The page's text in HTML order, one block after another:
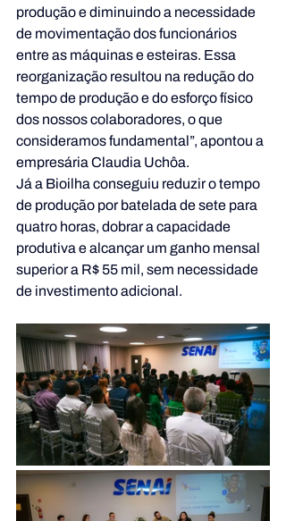
produção e diminuindo a necessidade
de movimentação dos funcionários
entre as máquinas e esteiras. Essa
reorganização resultou na redução do
tempo de produção e do esforço físico
dos nossos colaboradores, o que
consideramos fundamental”, apontou a
empresária Claudia Uchôa.
Já a Bioilha conseguiu reduzir o tempo
de produção por batelada de sete para
quatro horas, dobrar a capacidade
produtiva e alcançar um ganho mensal
superior a R$ 55 mil, sem necessidade
de investimento adicional.